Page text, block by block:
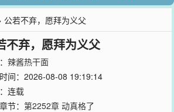
公若不弃，愿拜为义父
不弃，愿拜为义父
辣酱热干面
间：2026-08-08 19:19:14
连载
节： 第2252章 动真格了